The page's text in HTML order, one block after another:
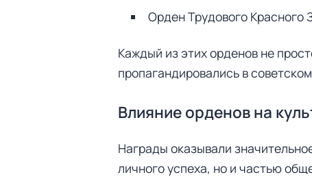
Орден Трудового
Каждый из этих орденов не
пропагандировались в
Влияние орденов на
Награды оказывали
личного успеха, но и частью